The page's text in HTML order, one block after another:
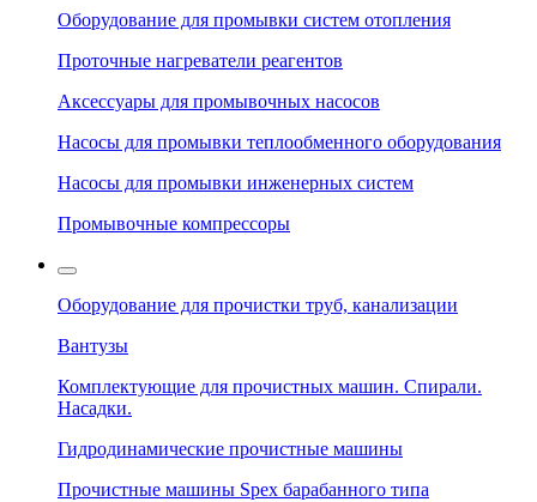
Оборудование для промывки систем отопления
Проточные нагреватели реагентов
Аксессуары для промывочных насосов
Насосы для промывки теплообменного оборудования
Насосы для промывки инженерных систем
Промывочные компрессоры
Оборудование для прочистки труб, канализации
Вантузы
Комплектующие для прочистных машин. Спирали.
Насадки.
Гидродинамические прочистные машины
Прочистные машины Spex барабанного типа